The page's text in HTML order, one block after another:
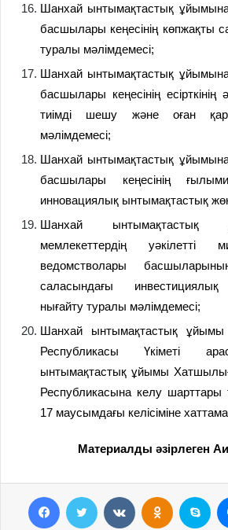
Шанхай ынтымақтастық
басшылары кеңесінің көпжақты
туралы мәлімдемесі;
Шанхай ынтымақтастық
басшылары кеңесінің есірткінің
тиімді шешу және оған
мәлімдемесі;
Шанхай ынтымақтастық
басшылары кеңесінің
инновациялық ынтымақтастық
Шанхай
мемлекеттердің уәкілетті
ведомстволары
саласындағы инвестициялық
нығайту туралы мәлімдемесі;
Шанхай ынтымақтастық
Республикасы Үкіметі
ынтымақтастық ұйымы
Республикасына келу
17 маусымдағы келісіміне
Материалды әзірлеген